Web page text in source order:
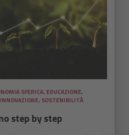
SFERICA, EDUCAZIONE,
INNOVAZIONE, SOSTENIBILITÀ
step by step